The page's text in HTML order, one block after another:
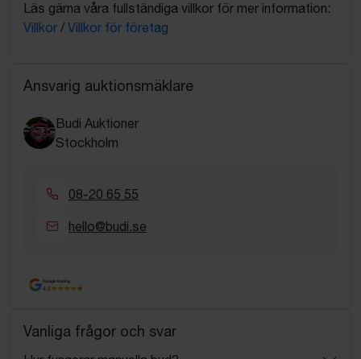
Läs gärna våra fullständiga villkor för mer information:
Villkor / Villkor för företag
Ansvarig auktionsmäklare
Budi Auktioner
Stockholm
08-20 65 55
hello@budi.se
Google Rating
4.5
Vanliga frågor och svar